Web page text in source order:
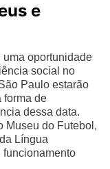
e
oportunidade
social no
Paulo estarão
forma de
dessa data.
Museu do Futebol,
Língua
funcionamento